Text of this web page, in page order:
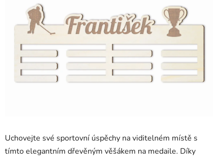
Uchovejte své sportovní úspěchy na viditelném místě s
tímto elegantním dřevěným věšákem na medaile. Díky
hvězdiček.